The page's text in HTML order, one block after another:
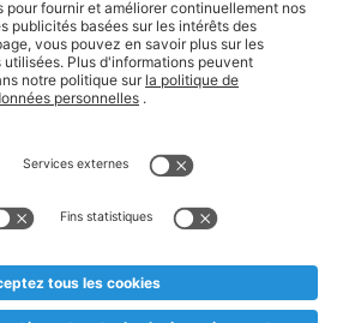
et mentions légales
temporairement et jusqu'à
bien étudié, nous serions
de stock. Prix Recupel et TVA incl.
de la forme masculine a été adoptée